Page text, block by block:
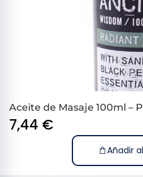
Aceite de Masaje 100ml –
7,44 €
Añadir